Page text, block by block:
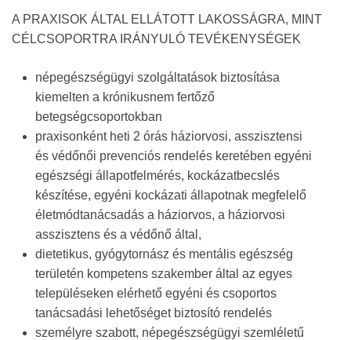
A PRAXISOK ÁLTAL ELLÁTOTT LAKOSSÁGRA, MINT
CÉLCSOPORTRA IRÁNYULÓ TEVÉKENYSÉGEK
népegészségügyi szolgáltatások biztosítása
kiemelten a krónikusnem fertőző
betegségcsoportokban
praxisonként heti 2 órás háziorvosi, asszisztensi
és védőnői prevenciós rendelés keretében egyéni
egészségi állapotfelmérés, kockázatbecslés
készítése, egyéni kockázati állapotnak megfelelő
életmódtanácsadás a háziorvos, a háziorvosi
asszisztens és a védőnő által,
dietetikus, gyógytornász és mentális egészség
területén kompetens szakember által az egyes
településeken elérhető egyéni és csoportos
tanácsadási lehetőséget biztosító rendelés
személyre szabott, népegészségügyi szemléletű